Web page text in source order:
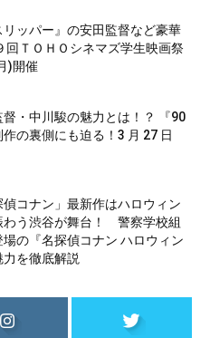
リッパー』の安田監督など豪華
回ＴＯＨＯシネマズ学生映画祭
)開催
督・中川駿の魅力とは！？ 『90
作の裏側にも迫る！3 月 27 日
偵コナン」最新作はハロウィン
わう渋谷が舞台！ 警察学校組
場の『名探偵コナン ハロウィン
を徹底解説